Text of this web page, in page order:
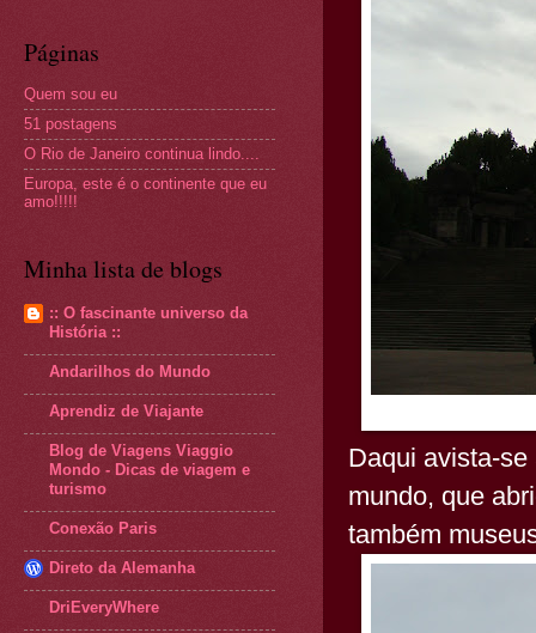
Daqui avista-
mundo, que
também
Páginas
Quem sou eu
51 postagens
O Rio de Janeiro continua lindo....
Europa, este é o continente que eu
amo!!!!!
Minha lista de blogs
:: O fascinante universo da
História ::
Andarilhos do Mundo
Aprendiz de Viajante
Blog de Viagens Viaggio
Mondo - Dicas de viagem e
turismo
Conexão Paris
Direto da Alemanha
DriEveryWhere